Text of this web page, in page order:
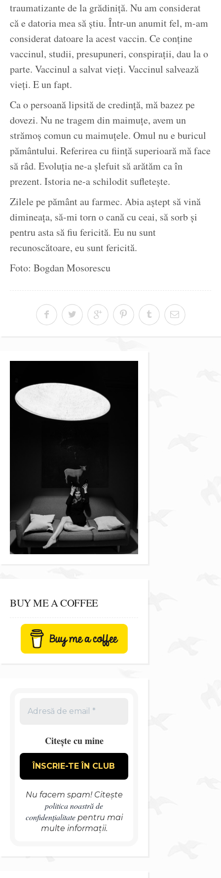
traumatizante de la grădiniță. Nu am considerat
că e datoria mea să știu. Într-un anumit fel, m-am
considerat datoare la acest vaccin. Ce conține
vaccinul, studii, presupuneri, conspirații, dau la o
parte. Vaccinul a salvat vieți. Vaccinul salvează
vieți. E un fapt.
Ca o persoană lipsită de credință, mă bazez pe
dovezi. Nu ne tragem din maimuțe, avem un
strămoș comun cu maimuțele. Omul nu e buricul
pământului. Referirea cu ființă superioară mă face
să râd. Evoluția ne-a șlefuit să arătăm ca în
prezent. Istoria ne-a schilodit sufletește.
Zilele pe pământ au farmec. Abia aștept să vină
dimineața, să-mi torn o cană cu ceai, să sorb și
pentru asta să fiu fericită. Eu nu sunt
recunoscătoare, eu sunt fericită.
Foto: Bogdan Mosorescu
BUY ME A COFFEE
Citește cu mine
Nu facem spam! Citește
politica noastră de
confidențialitatepentru mai
multe informații.